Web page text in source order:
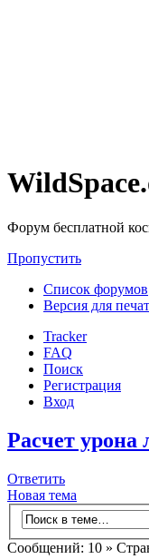
Форум бесплатной
Пропустить
Список форумов
Версия для
Tracker
FAQ
Поиск
Регистрация
Вход
Расчет урона
Ответить
Новая тема
Сообщений: 10 »